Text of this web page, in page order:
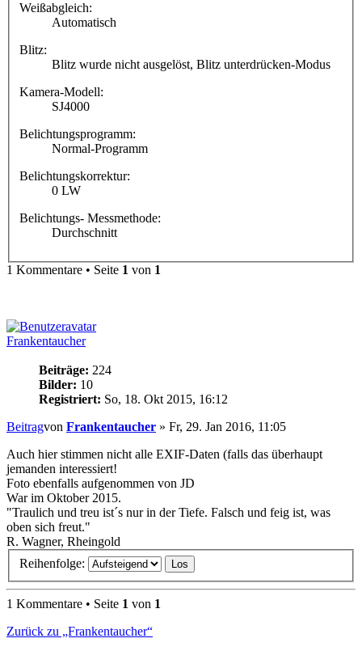
Weißabgleich:
Automatisch
Blitz:
Blitz wurde nicht ausgelöst, Blitz unterdrücken-Modus
Kamera-Modell:
SJ4000
Belichtungsprogramm:
Normal-Programm
Belichtungskorrektur:
0 LW
Belichtungs- Messmethode:
Durchschnitt
1 Kommentare • Seite 1 von 1
Frankentaucher
Beiträge: 224
Bilder: 10
Registriert: So, 18. Okt 2015, 16:12
Beitragvon Frankentaucher » Fr, 29. Jan 2016, 11:05
Auch hier stimmen nicht alle EXIF-Daten (falls das überhaupt
jemanden interessiert!
Foto ebenfalls aufgenommen von JD
War im Oktober 2015.
"Traulich und treu ist´s nur in der Tiefe. Falsch und feig ist, was
oben sich freut."
R. Wagner, Rheingold
Reihenfolge:
1 Kommentare • Seite 1 von 1
Zurück zu „Frankentaucher“